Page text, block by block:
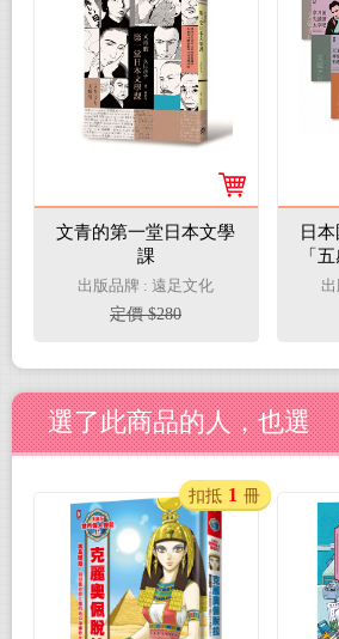
文青的第一堂日本文學
課
出版品牌 : 遠足文化
定價 $280
日
「
選了此商品的人，也選
扣抵 1 冊